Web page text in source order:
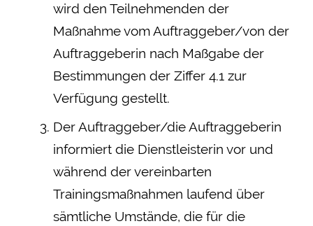
wird den Teilnehmenden der
Maßnahme vom Auftraggeber/von der
Auftraggeberin nach Maßgabe der
Bestimmungen der Ziffer 4.1 zur
Verfügung gestellt.
Der Auftraggeber/die Auftraggeberin
informiert die Dienstleisterin vor und
während der vereinbarten
Trainingsmaßnahmen laufend über
sämtliche Umstände, die für die